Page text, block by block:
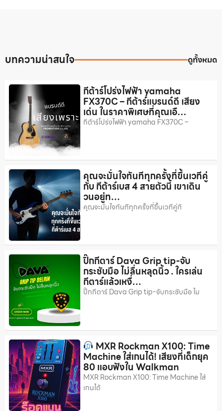
บทความน่าสนใจ ดูทั้งหมด
กีต้าร์โปร่งไฟฟ้า yamaha
FX370C – กีต้าร์แบรนด์ดี เสียง
เด่น ในราคาพิเศษที่คุณเอื…
กีต้าร์โปร่งไฟฟ้า yamaha FX370C –
คุณจะมั่นใจทันทีทุกครั้งที่ขึ้นเวทีคู่
กับ กีต้าร์เบส 4 สายตัวนี้ เขาเดิน
วนอยู่ท…
คุณจะมั่นใจทันทีทุกครั้งที่ขึ้นเวทีคู่กั
ปิ๊กกีตาร์ Dava Grip tip-จับ
กระชับมือ ไม่ลื่นหลุดนิ้ว . ใครเล่น
กีตาร์แล้วเหงื่…
ปิ๊กกีตาร์ Dava Grip tip-จับกระชับมือ ไม
MXR Rockman X100: Time
Machine ใส่เกนได้! เสียงที่เด็กยุค
80 แอบฟังใน Walkman
MXR Rockman X100: Time Machine ใส่
เกนได้